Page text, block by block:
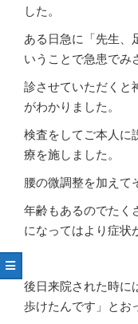
した。
ある日急に「先生、
いうことで急患でみ
診させていただくと
がわかりました。
検査をしてご本人に
療を施しました。
腰の微調整を加えて
年齢もあるのでたく
になってはより症状
後日来院された時に
歩けたんです」とお